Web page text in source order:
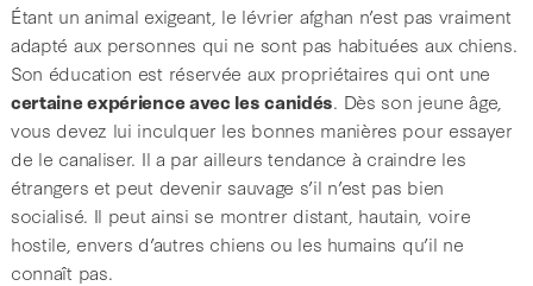
Étant un animal exigeant, le lévrier afghan n’est pas vraiment
adapté aux personnes qui ne sont pas habituées aux chiens.
Son éducation est réservée aux propriétaires qui ont une
certaine expérience avec les canidés. Dès son jeune âge,
vous devez lui inculquer les bonnes manières pour essayer
de le canaliser. Il a par ailleurs tendance à craindre les
étrangers et peut devenir sauvage s’il n’est pas bien
socialisé. Il peut ainsi se montrer distant, hautain, voire
hostile, envers d’autres chiens ou les humains qu’il ne
connaît pas.